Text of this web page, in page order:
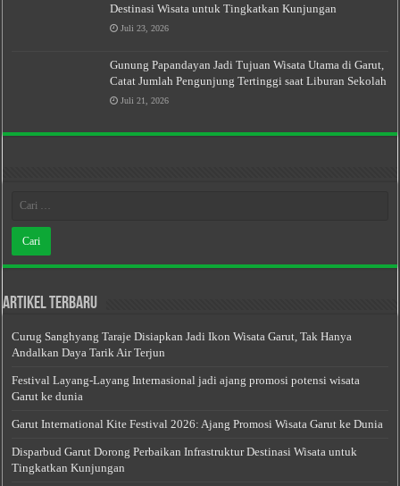
Destinasi Wisata untuk Tingkatkan Kunjungan
Juli 23, 2026
Gunung Papandayan Jadi Tujuan Wisata Utama di Garut,
Catat Jumlah Pengunjung Tertinggi saat Liburan Sekolah
Juli 21, 2026
Artikel Terbaru
Curug Sanghyang Taraje Disiapkan Jadi Ikon Wisata Garut, Tak Hanya
Andalkan Daya Tarik Air Terjun
Festival Layang-Layang Internasional jadi ajang promosi potensi wisata
Garut ke dunia
Garut International Kite Festival 2026: Ajang Promosi Wisata Garut ke Dunia
Disparbud Garut Dorong Perbaikan Infrastruktur Destinasi Wisata untuk
Tingkatkan Kunjungan